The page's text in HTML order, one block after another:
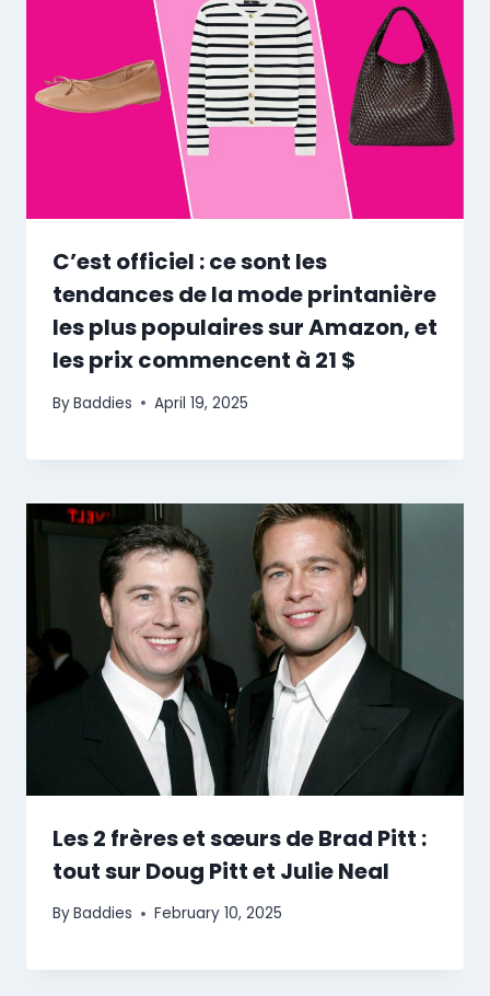
C’est officiel : ce sont les
tendances de la mode printanière
les plus populaires sur Amazon, et
les prix commencent à 21 $
ByBaddies April 19, 2025
Les 2 frères et sœurs de Brad Pitt :
tout sur Doug Pitt et Julie Neal
ByBaddies February 10, 2025